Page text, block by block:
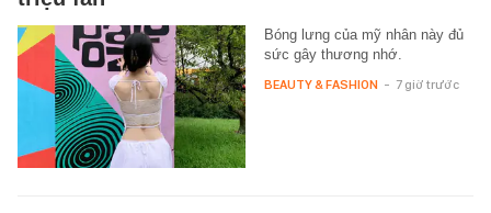
Bóng lưng của mỹ nhân này đủ
sức gây thương nhớ.
BEAUTY & FASHION - 7 giờ trước